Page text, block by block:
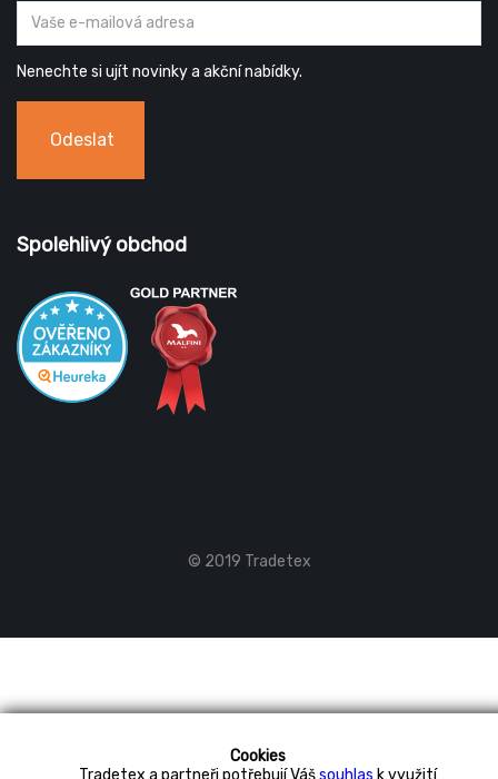
Cookies
Tradetex a partneři potřebují Vášsouhlas k využití
Nenechte si ujít novinky a akční nabídky.
Odeslat
Spolehlivý obchod
© 2019 Tradetex